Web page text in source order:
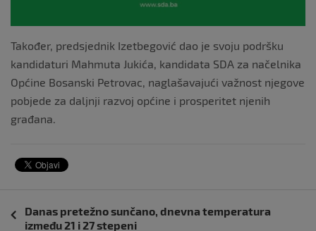
Također, predsjednik Izetbegović dao je svoju podršku
kandidaturi Mahmuta Jukića, kandidata SDA za načelnika
Općine Bosanski Petrovac, naglašavajući važnost njegove
pobjede za daljnji razvoj općine i prosperitet njenih
građana.
objava
Danas pretežno sunčano, dnevna temperatura
između 21 i 27 stepeni